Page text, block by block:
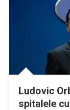
Ludovic
spitalele